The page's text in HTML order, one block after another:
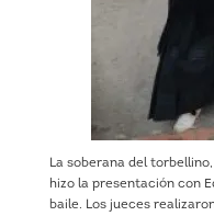
La soberana del
hizo la presentación con
baile. Los jueces